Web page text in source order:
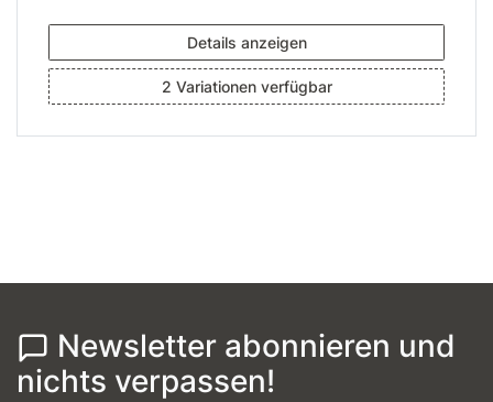
Details anzeigen
2 Variationen verfügbar
Newsletter abonnieren und
nichts verpassen!